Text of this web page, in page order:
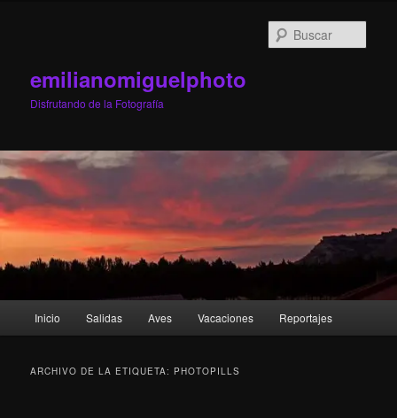
emilianomiguelphoto
Disfrutando de la Fotografía
Inicio Salidas Aves Vacaciones Reportajes
ARCHIVO DE LA ETIQUETA: PHOTOPILLS